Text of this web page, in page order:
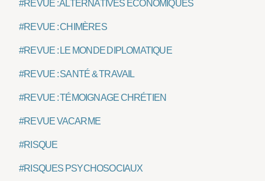
#REVUE : ALTERNATIVES ÉCONOMIQUES
#REVUE : CHIMÈRES
#REVUE : LE MONDE DIPLOMATIQUE
#REVUE : SANTÉ & TRAVAIL
#REVUE : TÉMOIGNAGE CHRÉTIEN
#REVUE VACARME
#RISQUE
#RISQUES PSYCHOSOCIAUX